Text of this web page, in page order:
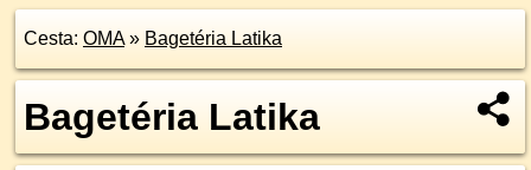
Cesta: OMA» Bagetéria Latika
Bagetéria Latika